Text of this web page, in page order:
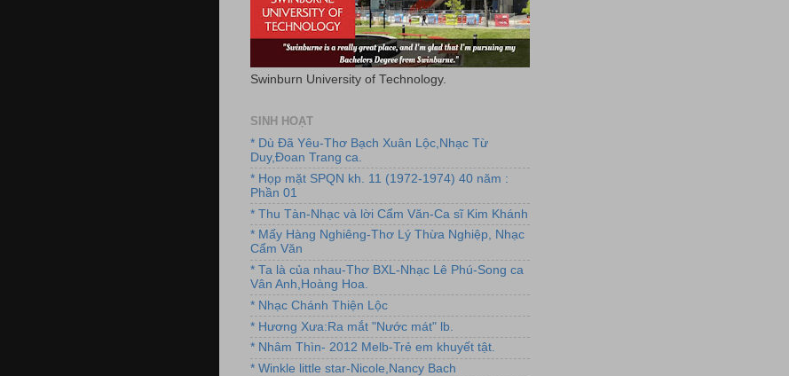
Swinburn University of Technology.
SINH HOẠT
* Dù Đã Yêu-Thơ Bạch Xuân Lộc,Nhạc Từ
Duy,Đoan Trang ca.
* Họp mặt SPQN kh. 11 (1972-1974) 40 năm :
Phần 01
* Thu Tàn-Nhạc và lời Cẩm Văn-Ca sĩ Kim Khánh
* Mấy Hàng Nghiêng-Thơ Lý Thừa Nghiệp, Nhạc
Cẩm Văn
* Ta là của nhau-Thơ BXL-Nhạc Lê Phú-Song ca
Vân Anh,Hoàng Hoa.
* Nhạc Chánh Thiện Lộc
* Hương Xưa:Ra mắt "Nước mát" lb.
* Nhâm Thìn- 2012 Melb-Trẻ em khuyết tật.
* Winkle little star-Nicole,Nancy Bach